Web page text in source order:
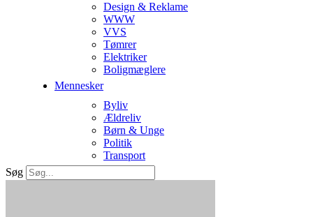
Design & Reklame
WWW
VVS
Tømrer
Elektriker
Boligmæglere
Mennesker
Byliv
Ældreliv
Børn & Unge
Politik
Transport
Søg